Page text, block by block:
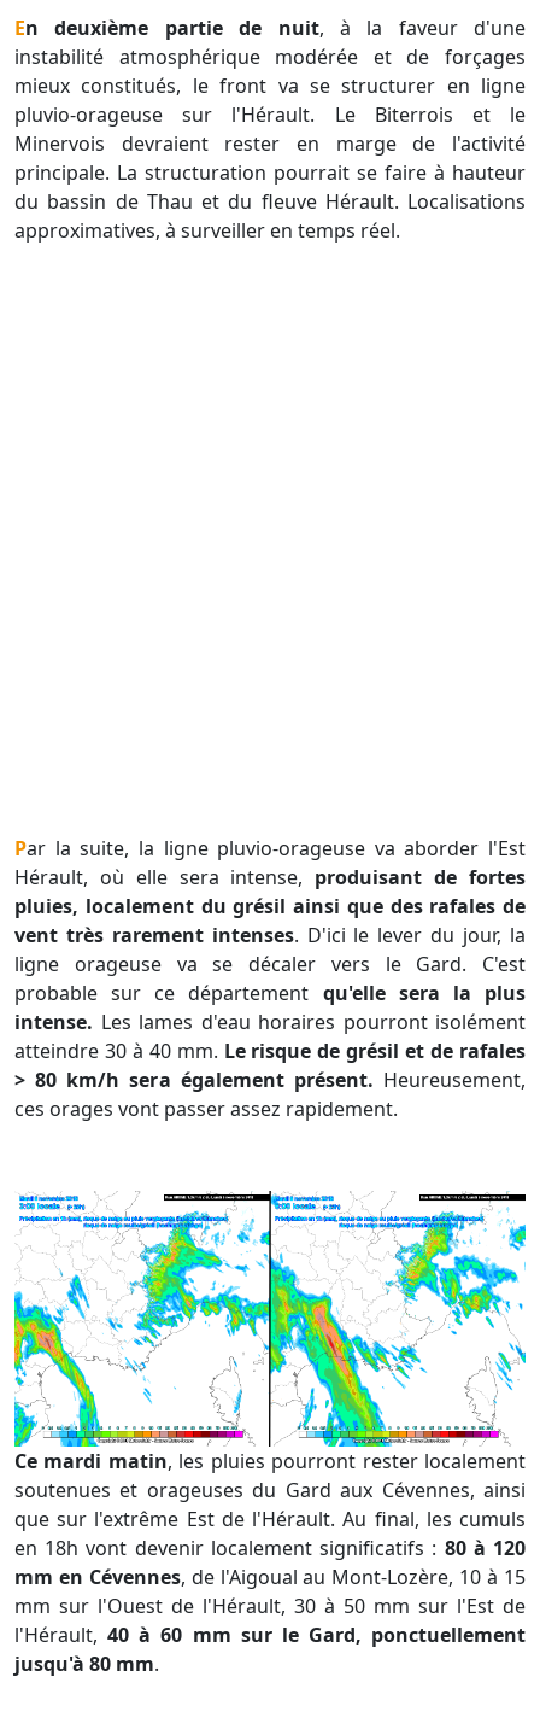
En deuxième partie de nuit, à la faveur d'une
instabilité atmosphérique modérée et de forçages
mieux constitués, le front va se structurer en ligne
pluvio-orageuse sur l'Hérault. Le Biterrois et le
Minervois devraient rester en marge de l'activité
principale. La structuration pourrait se faire à hauteur
du bassin de Thau et du fleuve Hérault. Localisations
approximatives, à surveiller en temps réel.
Par la suite, la ligne pluvio-orageuse va aborder l'Est
Hérault, où elle sera intense, produisant de fortes
pluies, localement du grésil ainsi que des rafales de
vent très rarement intenses. D'ici le lever du jour, la
ligne orageuse va se décaler vers le Gard. C'est
probable sur ce département qu'elle sera la plus
intense. Les lames d'eau horaires pourront isolément
atteindre 30 à 40 mm. Le risque de grésil et de rafales
> 80 km/h sera également présent. Heureusement,
ces orages vont passer assez rapidement.
Ce mardi matin, les pluies pourront rester localement
soutenues et orageuses du Gard aux Cévennes, ainsi
que sur l'extrême Est de l'Hérault. Au final, les cumuls
en 18h vont devenir localement significatifs : 80 à 120
mm en Cévennes, de l'Aigoual au Mont-Lozère, 10 à 15
mm sur l'Ouest de l'Hérault, 30 à 50 mm sur l'Est de
l'Hérault,40 à 60 mm sur le Gard, ponctuellement
jusqu'à 80 mm.